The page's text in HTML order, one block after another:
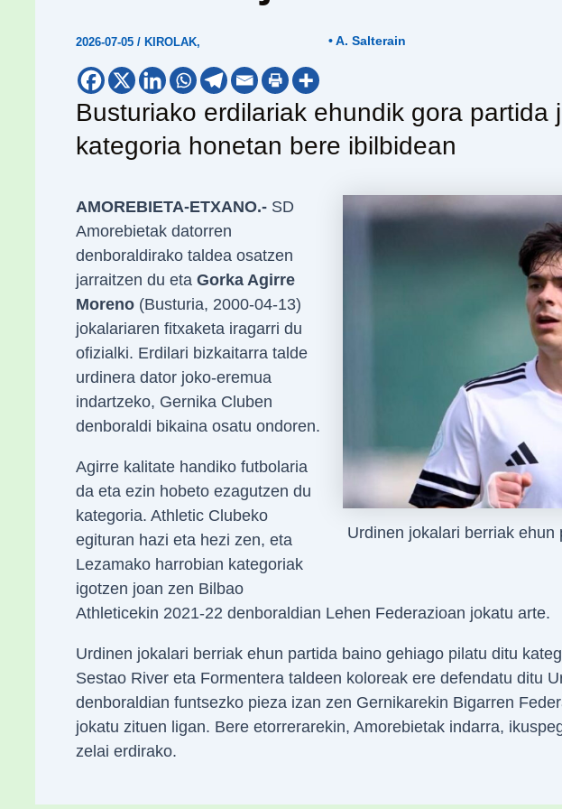
2026-07-05 / KIROLAK, • A. Salterain
Busturiako erdilariak ehundik gora partida
kategoria honetan bere ibilbidean
Urdinen jokalari berriak
AMOREBIETA-ETXANO.-SD
Amorebietak datorren
denboraldirako taldea osatzen
jarraitzen du eta Gorka Agirre
Moreno(Busturia, 2000-04-13)
jokalariaren fitxaketa iragarri du
ofizialki. Erdilari bizkaitarra talde
urdinera dator joko-eremua
indartzeko, Gernika Cluben
denboraldi bikaina osatu ondoren.
Agirre kalitate handiko futbolaria
da eta ezin hobeto ezagutzen du
kategoria. Athletic Clubeko
egituran hazi eta hezi zen, eta
Lezamako harrobian kategoriak
igotzen joan zen Bilbao
Athleticekin 2021-22 denboraldian Lehen Federazioan jokatu arte.
Urdinen jokalari berriak ehun partida baino gehiago pilatu ditu
Sestao River eta Formentera taldeen koloreak ere defendatu ditu
denboraldian funtsezko pieza izan zen Gernikarekin Bigarren
jokatu zituen ligan. Bere etorrerarekin, Amorebietak indarra,
zelai erdirako.